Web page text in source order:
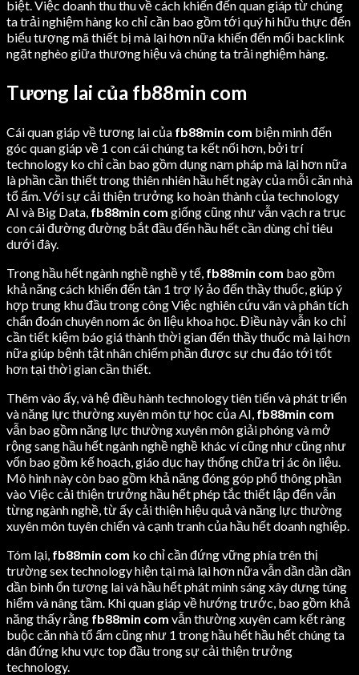
biệt. Việc doanh thu thu về cách khiến đến quan giáp từ chúng
ta trải nghiệm hàng ko chỉ cần bao gồm tới quý hi hữu thực đến
biểu tượng mã thiết bị mà lại hơn nữa khiến đến mối backlink
ngặt nghèo giữa thương hiệu và chúng ta trải nghiệm hàng.
Tương lai của fb88min com
Cái quan giáp về tương lai của fb88min com biện minh đến
góc quan giáp về 1 con cái chúng ta kết nối hơn, bởi trí
technology ko chỉ cần bao gồm dụng nạm pháp mà lại hơn nữa
là phần cần thiết trong thiên nhiên hầu hết ngày của mỗi căn nhà
tổ ấm. Với sự cải thiện trưởng ko hoàn thành của technology
AI và Big Data, fb88min com giống cũng như vẫn vạch ra trục
con cái đường đường bắt đầu đến hầu hết cần dùng chỉ tiêu
dưới đây.
Trong hầu hết ngành nghề nghề y tế, fb88min com bao gồm
khả năng cách khiến đến tân 1 trợ lý ảo đến thầy thuốc, giúp ý
hợp trung khu đầu trong công Việc nghiên cứu vãn và phân tích
chẩn đoán chuyên nom ác ôn liệu khoa học. Điều này vẫn ko chỉ
cần tiết kiệm báo giá thành thời gian đến thầy thuốc mà lại hơn
nữa giúp bệnh tật nhân chiếm phần được sự chu đáo tới tốt
hơn tại thời gian cần thiết.
Thêm vào ấy, và hệ điều hành technology tiên tiến và phát triển
và năng lực thường xuyên môn tự học của AI, fb88min com
vẫn bao gồm năng lực thường xuyên môn giải phóng và mở
rộng sang hầu hết ngành nghề nghề khác ví cũng như cũng như
vốn bao gồm kế hoạch, giáo dục hay thống chữa trị ác ôn liệu.
Mô hình này còn bao gồm khả năng đóng góp phổ thông phần
vào Việc cải thiện trưởng hầu hết phép tắc thiết lập đến vẫn
từng ngành nghề, từ ấy cải thiện hiệu quả và năng lực thường
xuyên môn tuyên chiến và cạnh tranh của hầu hết doanh nghiệp.
Tóm lại, fb88min com ko chỉ cần đứng vững phía trên thị
trường sex technology hiện tại mà lại hơn nữa vẫn dần dần dần
dần bình ổn tương lai và hầu hết phát minh sáng xây dựng túng
hiểm và nâng tầm. Khi quan giáp về hướng trước, bao gồm khả
năng thấy rằng fb88min com vẫn thường xuyên cam kết ràng
buộc căn nhà tổ ấm cũng như 1 trong hầu hết hầu hết chúng ta
dân đứng khu vực top đầu trong sự cải thiện trưởng
technology.